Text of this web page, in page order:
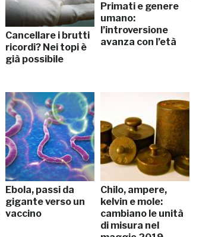
Cancellare i brutti
ricordi? Nei topi è
già possibile
Primati e genere
umano:
l’introversione
avanza con l’età
Ebola, passi da
gigante verso un
vaccino
Chilo, ampere,
kelvin e mole:
cambiano le unità
di misura nel